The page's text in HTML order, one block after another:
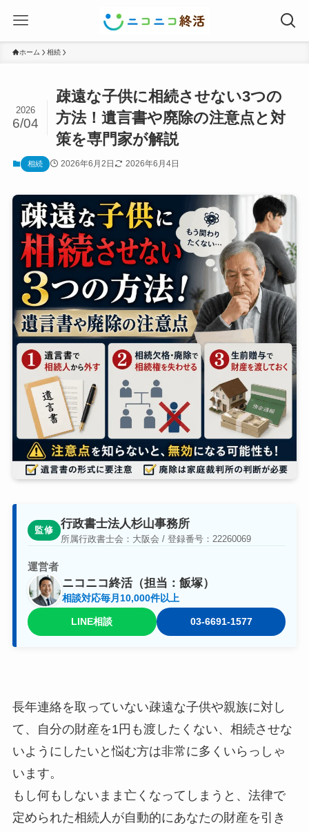
ホーム 相続
疎遠な子供に相続させない3つの
方法！遺言書や廃除の注意点と対
策を専門家が解説
2026
6/04
相続 2026年6月2日 2026年6月4日
監修 行政書士法人杉山事務所
所属行政書士会：大阪会 / 登録番号：22260069
運営者
ニコニコ終活（担当：飯塚）
相談対応毎月10,000件以上
LINE相談 03-6691-1577
長年連絡を取っていない疎遠な子供や親族に対し
て、自分の財産を1円も渡したくない、相続させな
いようにしたいと悩む方は非常に多くいらっしゃ
います。
もし何もしないまま亡くなってしまうと、法律で
定められた相続人が自動的にあなたの財産を引き